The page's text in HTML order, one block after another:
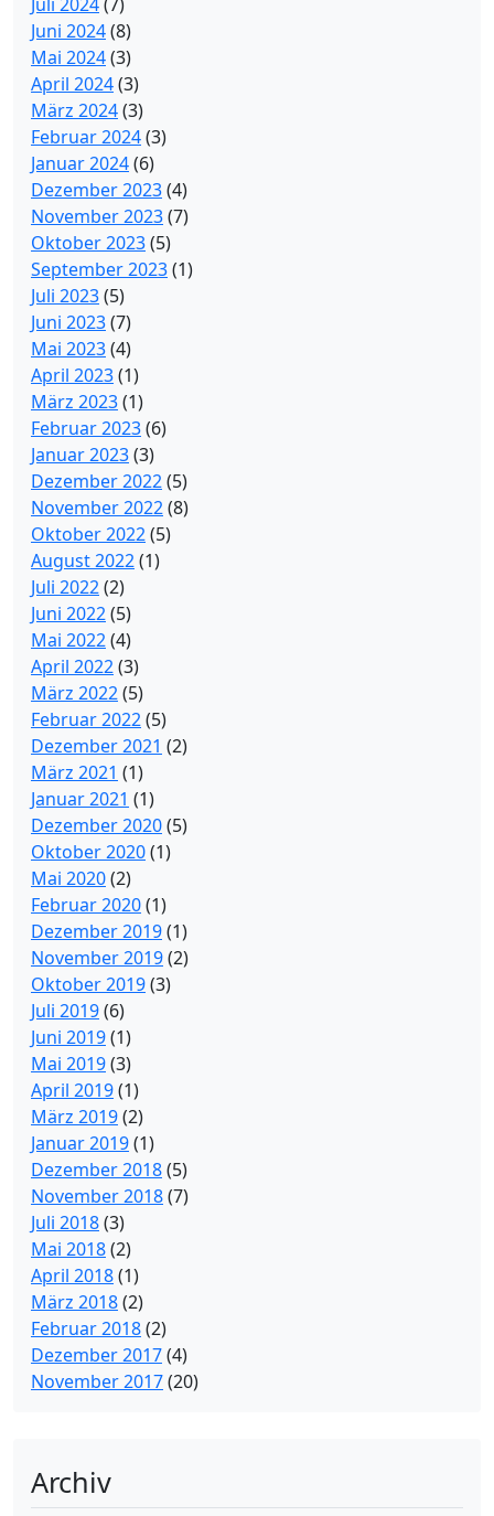
Juni 2024(8)
Mai 2024(3)
April 2024(3)
März 2024(3)
Februar 2024(3)
Januar 2024(6)
Dezember 2023(4)
November 2023(7)
Oktober 2023(5)
September 2023(1)
Juli 2023(5)
Juni 2023(7)
Mai 2023(4)
April 2023(1)
März 2023(1)
Februar 2023(6)
Januar 2023(3)
Dezember 2022(5)
November 2022(8)
Oktober 2022(5)
August 2022(1)
Juli 2022(2)
Juni 2022(5)
Mai 2022(4)
April 2022(3)
März 2022(5)
Februar 2022(5)
Dezember 2021 (2)
März 2021 (1)
Januar 2021 (1)
Dezember 2020(5)
Oktober 2020(1)
Mai 2020(2)
Februar 2020(1)
Dezember 2019(1)
November 2019(2)
Oktober 2019(3)
Juli 2019(6)
Juni 2019(1)
Mai 2019(3)
April 2019(1)
März 2019(2)
Januar 2019(1)
Dezember 2018(5)
November 2018(7)
Juli 2018(3)
Mai 2018(2)
April 2018(1)
März 2018(2)
Februar 2018(2)
Dezember 2017(4)
November 2017(20)
Archiv